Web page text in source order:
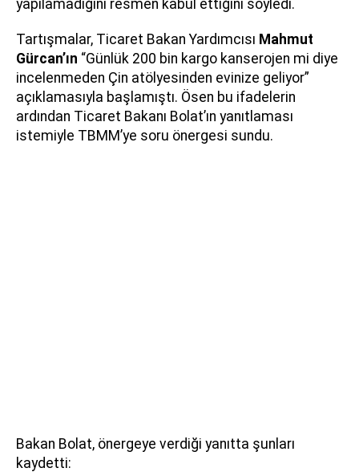
yapılamadığını resmen kabul ettiğini söyledi.
Tartışmalar, Ticaret Bakan Yardımcısı Mahmut
Gürcan’ın “Günlük 200 bin kargo kanserojen mi diye
incelenmeden Çin atölyesinden evinize geliyor”
açıklamasıyla başlamıştı. Ösen bu ifadelerin
ardından Ticaret Bakanı Bolat’ın yanıtlaması
istemiyle TBMM’ye soru önergesi sundu.
Bakan Bolat, önergeye verdiği yanıtta şunları
kaydetti: